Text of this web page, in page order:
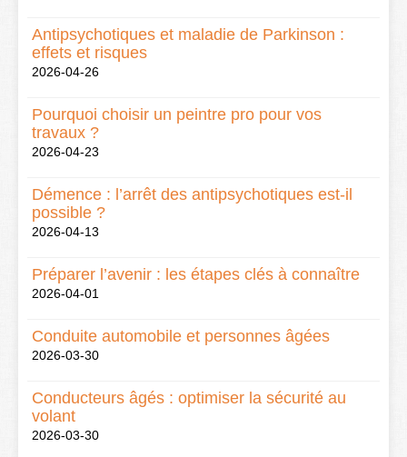
Antipsychotiques et maladie de Parkinson :
effets et risques
2026-04-26
Pourquoi choisir un peintre pro pour vos
travaux ?
2026-04-23
Démence : l’arrêt des antipsychotiques est-il
possible ?
2026-04-13
Préparer l’avenir : les étapes clés à connaître
2026-04-01
Conduite automobile et personnes âgées
2026-03-30
Conducteurs âgés : optimiser la sécurité au
volant
2026-03-30